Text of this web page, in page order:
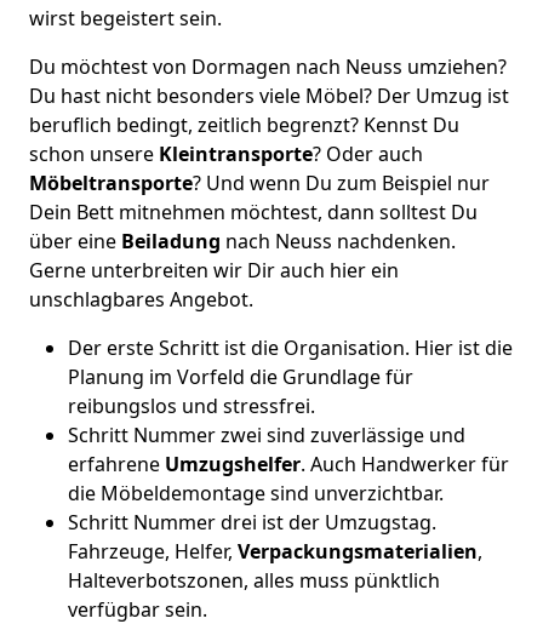
wirst begeistert sein.
Du möchtest von Dormagen nach Neuss umziehen?
Du hast nicht besonders viele Möbel? Der Umzug ist
beruflich bedingt, zeitlich begrenzt? Kennst Du
schon unsere Kleintransporte? Oder auch
Möbeltransporte? Und wenn Du zum Beispiel nur
Dein Bett mitnehmen möchtest, dann solltest Du
über eine Beiladung nach Neuss nachdenken.
Gerne unterbreiten wir Dir auch hier ein
unschlagbares Angebot.
Der erste Schritt ist die Organisation. Hier ist die
Planung im Vorfeld die Grundlage für
reibungslos und stressfrei.
Schritt Nummer zwei sind zuverlässige und
erfahrene Umzugshelfer. Auch Handwerker für
die Möbeldemontage sind unverzichtbar.
Schritt Nummer drei ist der Umzugstag.
Fahrzeuge, Helfer, Verpackungsmaterialien,
Halteverbotszonen, alles muss pünktlich
verfügbar sein.